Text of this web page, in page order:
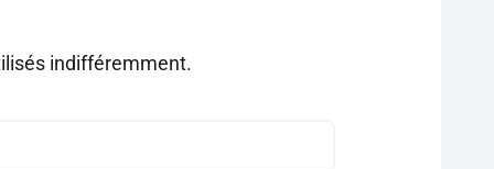
indifféremment.